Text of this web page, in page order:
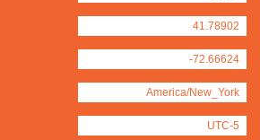
41.78902
-72.66624
America/New_York
UTC-5